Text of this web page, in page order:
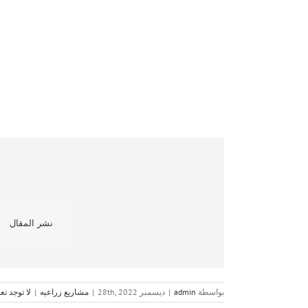
نشر المقال
بواسطة admin
| ديسمبر 28th, 2022 | مشاريع زراعيه | لا توجد